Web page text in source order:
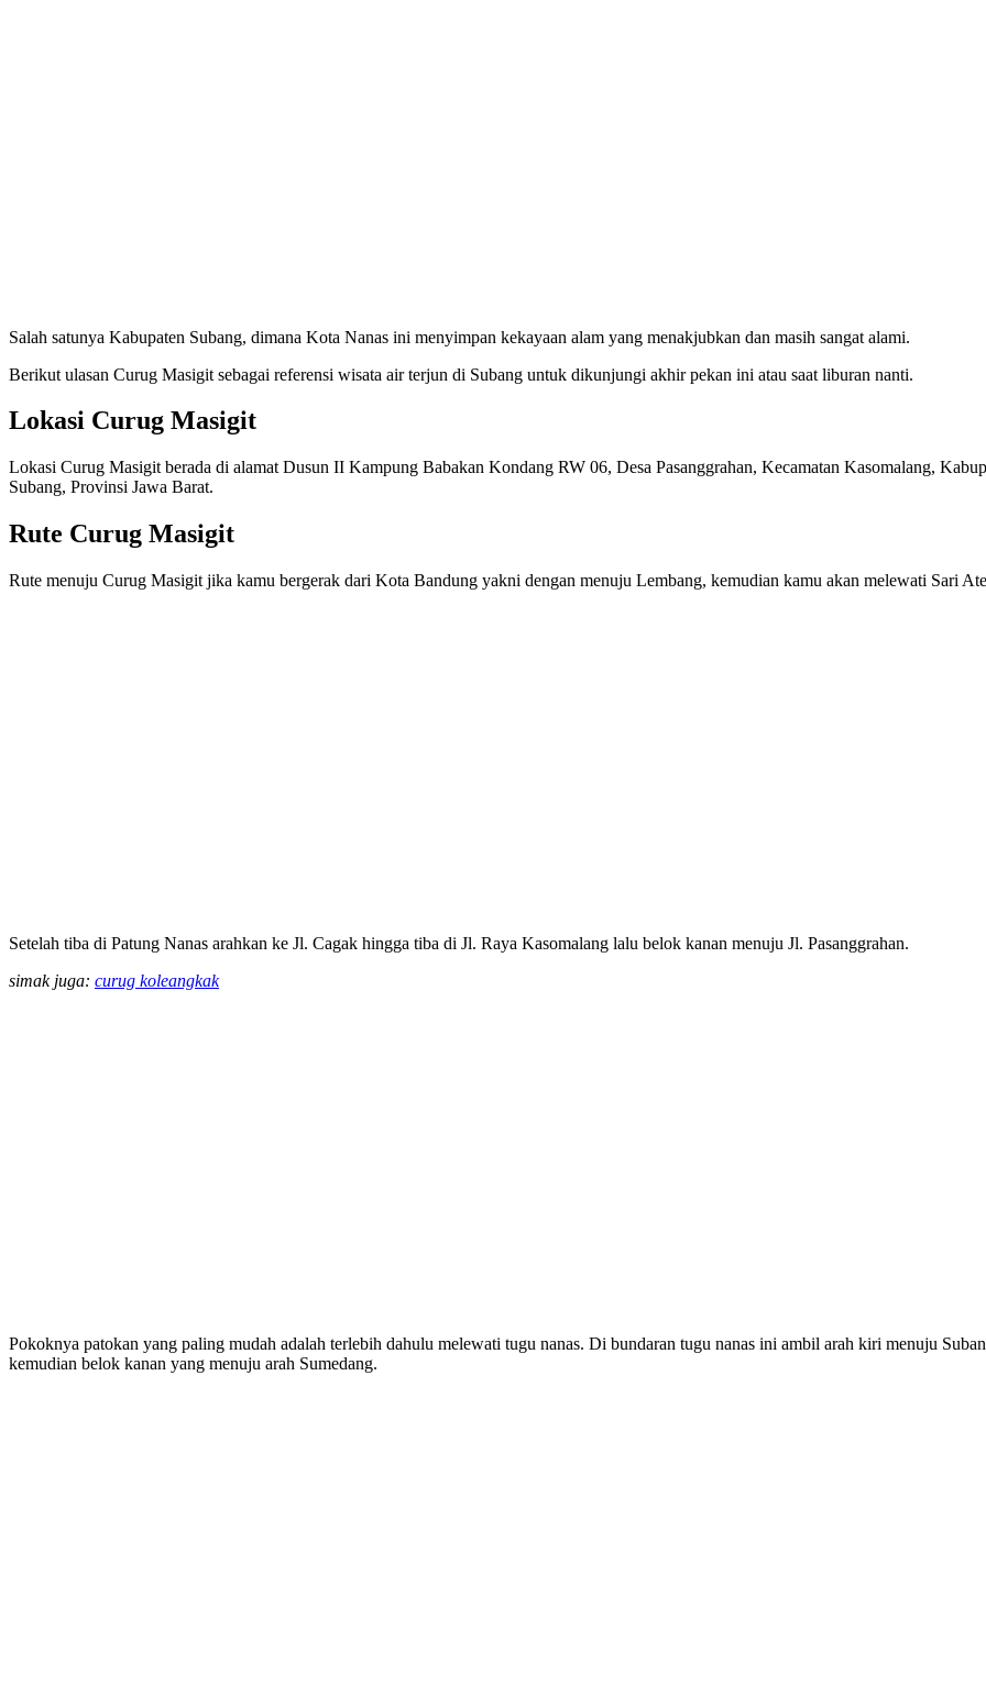
Salah satunya Kabupaten Subang, dimana Kota Nanas ini menyimpan kekayaan alam yang menakjubkan dan masih sangat alami.
Berikut ulasan Curug Masigit sebagai referensi wisata air terjun di Subang untuk dikunjungi akhir pekan ini atau saat liburan nanti.
Lokasi Curug Masigit
Lokasi Curug Masigit berada di alamat Dusun II Kampung Babakan Kondang RW 06, Desa Pasanggrahan, Kecamatan Kasomalang,
Subang, Provinsi Jawa Barat.
Rute Curug Masigit
Rute menuju Curug Masigit jika kamu bergerak dari Kota Bandung yakni dengan menuju Lembang, kemudian kamu akan melewati Sari
Setelah tiba di Patung Nanas arahkan ke Jl. Cagak hingga tiba di Jl. Raya Kasomalang lalu belok kanan menuju Jl. Pasanggrahan.
simak juga: curug koleangkak
Pokoknya patokan yang paling mudah adalah terlebih dahulu melewati tugu nanas. Di bundaran tugu nanas ini ambil arah kiri menuju
kemudian belok kanan yang menuju arah Sumedang.